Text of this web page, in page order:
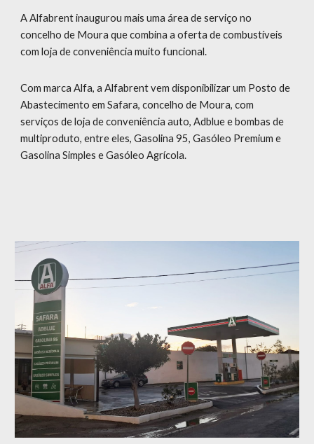
A Alfabrent inaugurou mais uma área de serviço no
concelho de Moura que combina a oferta de combustíveis
com loja de conveniência muito funcional.
Com marca Alfa, a Alfabrent vem disponibilizar um Posto de
Abastecimento emSafara, concelho de Moura, com
serviços de loja de conveniência auto,Adbluee bombas de
multiproduto, entre eles, Gasolina 95, Gasóleo Premiume
Gasolina Simples eGasóleo Agrícola.